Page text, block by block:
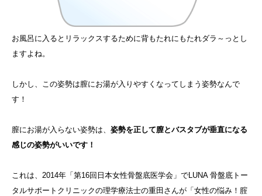
お風呂に入るとリラックスするために背もたれにもたれダラ～っとし
ますよね。
しかし、この姿勢は膣にお湯が入りやすくなってしまう姿勢なんで
す！
膣にお湯が入らない姿勢は、 姿勢を正して膣とバスタブが垂直になる
感じの姿勢がいいです！
これは、2014年「第16回日本女性骨盤底医学会」でLUNA 骨盤底トー
タルサポートクリニックの理学療法士の重田さんが「女性の悩み！腟